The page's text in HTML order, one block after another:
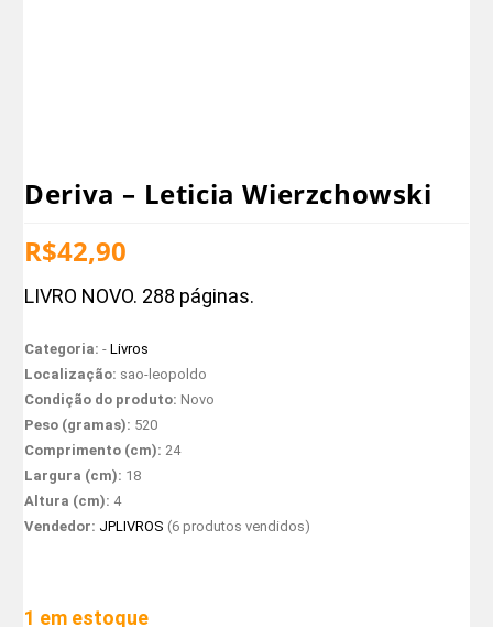
Deriva – Leticia Wierzchowski
R$42,90
LIVRO NOVO. 288 páginas.
Categoria:-Livros
Localização: sao-leopoldo
Condição do produto: Novo
Peso (gramas): 520
Comprimento (cm): 24
Largura (cm): 18
Altura (cm): 4
Vendedor: JPLIVROS (6 produtos vendidos)
1 em estoque